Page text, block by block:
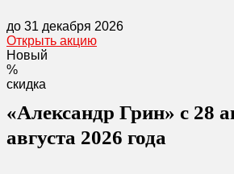
до 31 декабря 2026
Открыть акцию
Новый
%
скидка
«Александр Грин» с 28
августа 2026 года